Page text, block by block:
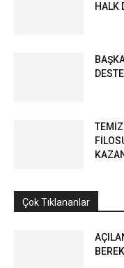
HALK
Çok Tıklananlar